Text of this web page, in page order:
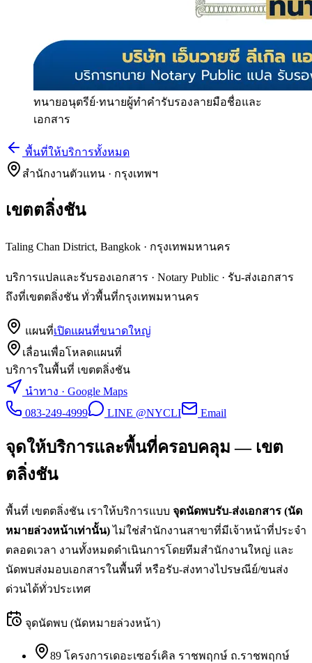
ทนายอนุตรีย์·ทนายผู้ทำคำรับรองลายมือชื่อและ
เอกสาร
พื้นที่ให้บริการทั้งหมด
สำนักงานตัวแทน · กรุงเทพฯ
เขตตลิ่งชัน
Taling Chan District, Bangkok · กรุงเทพมหานคร
บริการแปลและรับรองเอกสาร · Notary Public · รับ-ส่งเอกสาร
ถึงที่เขตตลิ่งชัน ทั่วพื้นที่กรุงเทพมหานคร
แผนที่เปิดแผนที่ขนาดใหญ่
เลื่อนเพื่อโหลดแผนที่
บริการในพื้นที่ เขตตลิ่งชัน
นำทาง · Google Maps
083-249-4999
LINE @NYCLI Email
จุดให้บริการและพื้นที่ครอบคลุม — เขต
ตลิ่งชัน
พื้นที่ เขตตลิ่งชัน เราให้บริการแบบ จุดนัดพบรับ-ส่งเอกสาร (นัด
หมายล่วงหน้าเท่านั้น) ไม่ใช่สำนักงานสาขาที่มีเจ้าหน้าที่ประจำ
ตลอดเวลา งานทั้งหมดดำเนินการโดยทีมสำนักงานใหญ่ และ
นัดพบส่งมอบเอกสารในพื้นที่ หรือรับ-ส่งทางไปรษณีย์/ขนส่ง
ด่วนได้ทั่วประเทศ
จุดนัดพบ (นัดหมายล่วงหน้า)
89 โครงการเดอะเซอร์เคิล ราชพฤกษ์ ถ.ราชพฤกษ์